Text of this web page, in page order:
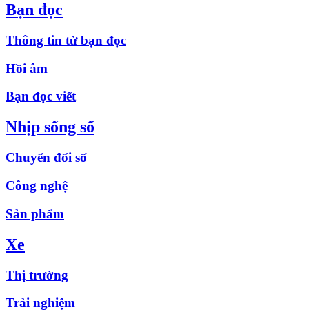
Bạn đọc
Thông tin từ bạn đọc
Hồi âm
Bạn đọc viết
Nhịp sống số
Chuyển đổi số
Công nghệ
Sản phẩm
Xe
Thị trường
Trải nghiệm